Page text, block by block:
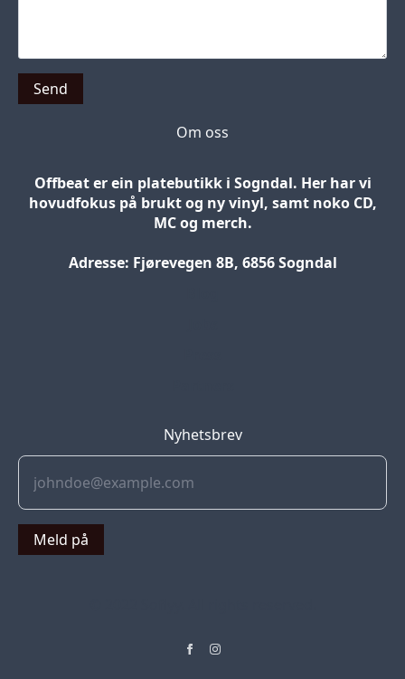
Send
Om oss
Offbeat er ein platebutikk i Sogndal. Her har vi
hovudfokus på brukt og ny vinyl, samt noko CD,
MC og merch.
Adresse: Fjørevegen 8B, 6856 Sogndal
Nyhetsbrev
Meld på